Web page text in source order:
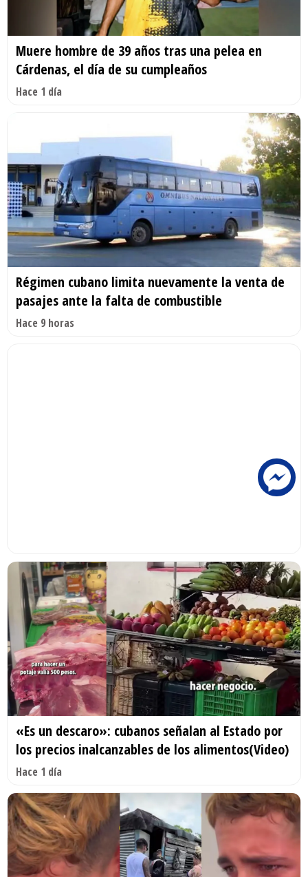
Muere hombre de 39 años tras una pelea en
Cárdenas, el día de su cumpleaños
Hace 1 día
Régimen cubano limita nuevamente la venta de
pasajes ante la falta de combustible
Hace 9 horas
«Es un descaro»: cubanos señalan al Estado por
los precios inalcanzables de los alimentos(Video)
Hace 1 día